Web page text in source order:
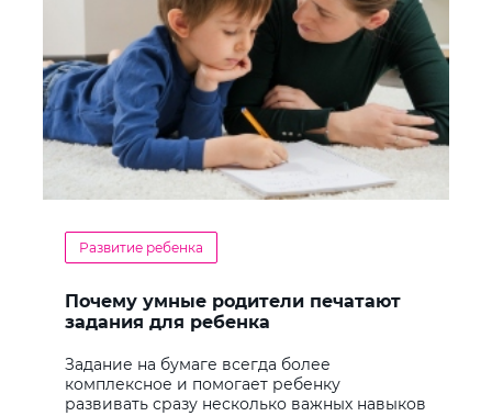
Развитие ребенка
Почему умные родители печатают
задания для ребенка
Задание на бумаге всегда более
комплексное и помогает ребенку
развивать сразу несколько важных навыков